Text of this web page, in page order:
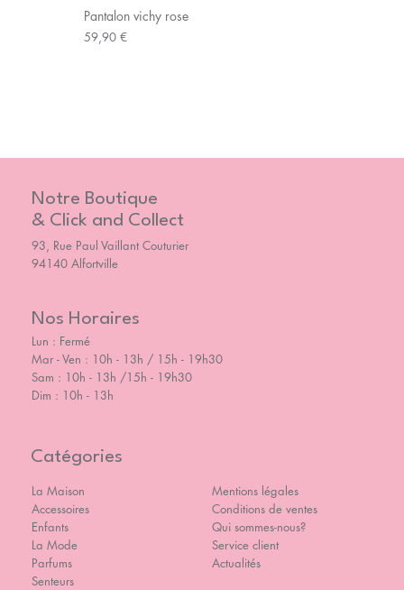
Pantalon vichy rose
Prix
59,90 €
Notre Boutique
& Click and Collect
93, Rue Paul Vaillant Couturier
94140 Alfortville
Nos Horaires
Lun : Fermé
Mar - Ven : 10h - 13h / 15h - 19h30
Sam : 10h - 13h /15h - 19h30
Dim : 10h - 13h
Catégories
La Maison
Accessoires
Enfants
La Mode
Parfums
Senteurs
Mentions légales
Conditions de ventes
Qui sommes-nous?
Service client
Actualités